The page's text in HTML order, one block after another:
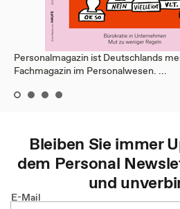
Personalmagazin ist Deutschlands
Fachmagazin im Personalwesen. ...
Bleiben Sie immer
dem Personal
und
E-Mail